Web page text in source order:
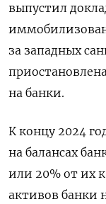
выпустил
за западных
на банки.
К концу 2024
на балансах
или 20% от их
активов банки